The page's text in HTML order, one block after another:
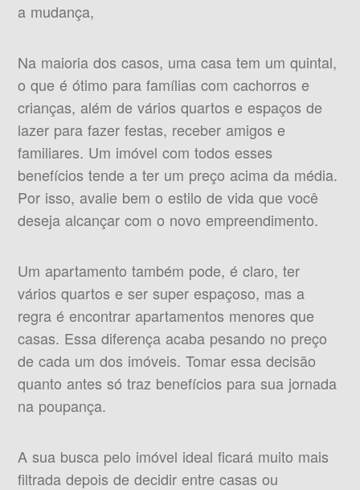
a mudança,
Na maioria dos casos, uma casa tem um quintal,
o que é ótimo para famílias com cachorros e
crianças, além de vários quartos e espaços de
lazer para fazer festas, receber amigos e
familiares. Um imóvel com todos esses
benefícios tende a ter um preço acima da média.
Por isso, avalie bem o estilo de vida que você
deseja alcançar com o novo empreendimento.
Um apartamento também pode, é claro, ter
vários quartos e ser super espaçoso, mas a
regra é encontrar apartamentos menores que
casas. Essa diferença acaba pesando no preço
de cada um dos imóveis. Tomar essa decisão
quanto antes só traz benefícios para sua jornada
na poupança.
A sua busca pelo imóvel ideal ficará muito mais
filtrada depois de decidir entre casas ou